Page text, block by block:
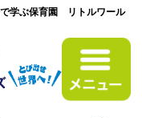
で学ぶ保育園 リトルワール